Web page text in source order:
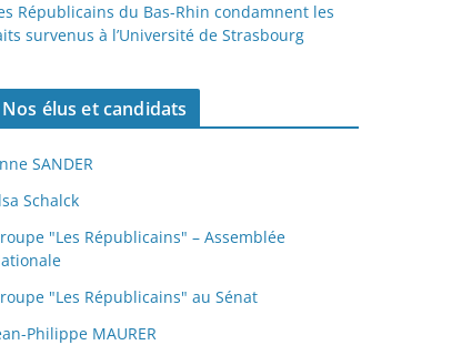
Républicains du Bas-Rhin condamnent les
survenus à l’Université de Strasbourg
Nos élus et candidats
SANDER
Schalck
"Les Républicains" – Assemblée
"Les Républicains" au Sénat
Philippe MAURER